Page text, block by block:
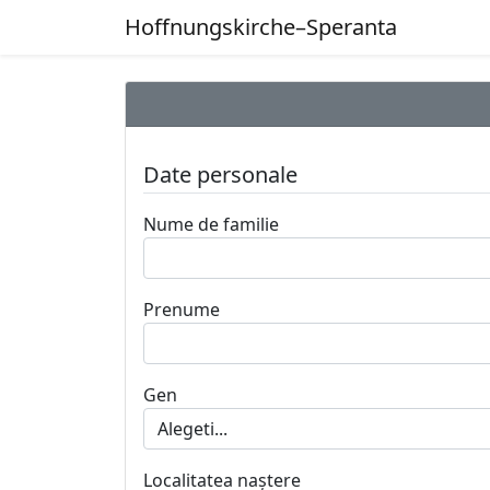
Hoffnungskirche–Speranta
Date personale
Nume de familie
Prenume
Gen
Localitatea naştere